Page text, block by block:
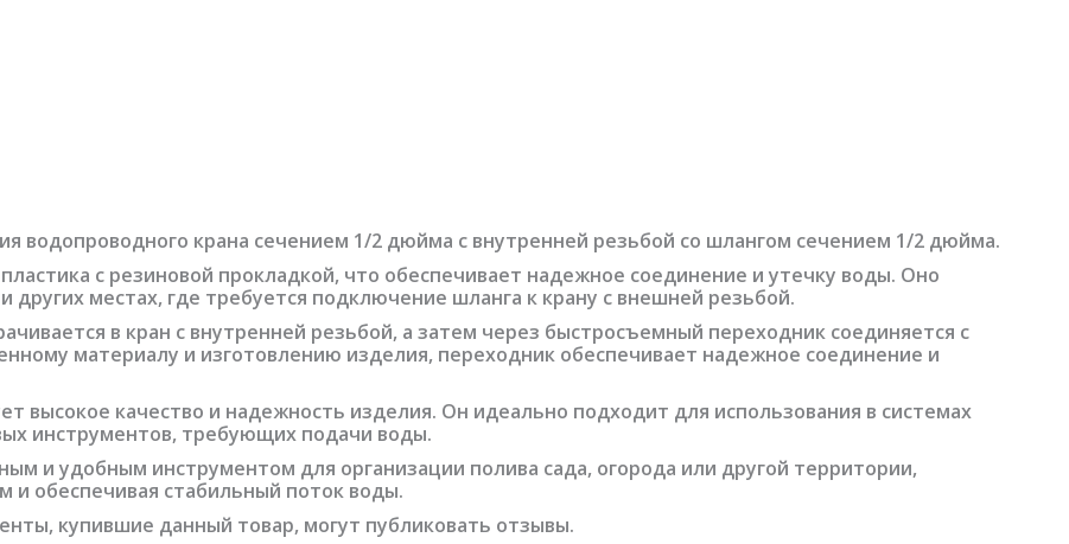
водопроводного крана сечением 1/2 дюйма с внутренней резьбой со шлангом сечением 1/2 дюйма.
с резиновой прокладкой, что обеспечивает надежное соединение и утечку воды. Оно
других местах, где требуется подключение шланга к крану с внешней резьбой.
в кран с внутренней резьбой, а затем через быстросъемный переходник соединяется с
материалу и изготовлению изделия, переходник обеспечивает надежное соединение и
высокое качество и надежность изделия. Он идеально подходит для использования в системах
инструментов, требующих подачи воды.
и удобным инструментом для организации полива сада, огорода или другой территории,
и обеспечивая стабильный поток воды.
купившие данный товар, могут публиковать отзывы.